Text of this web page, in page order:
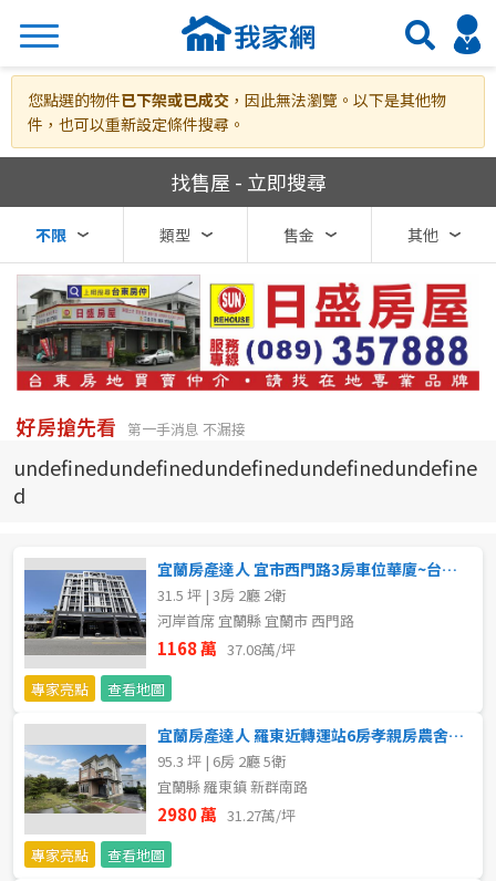
搜尋
縣市
不限
台北市
基隆市
宜蘭縣
桃園市
新竹市
苗栗縣
台中市
彰化縣
區域
不限
類型(可複選)
不拘 公寓 電梯大樓
別墅 透天厝
農舍 辦公 店面
廠辦 倉庫 土地
您點選的物件已下架或已成交 ，因此無法瀏覽。以下是其他物
件，也可以重新設定條件搜尋。
我家網房屋買賣
找售屋 - 立即搜尋
不限 類型 售金 其他
好房搶先看 第一手消息 不漏接
undefinedundefinedundefinedundefinedundefine
d
宜蘭房產達人 宜市西門路3房車位華廈~台灣房屋小豬
31.5 坪 | 3房 2廳 2衛
河岸首席 宜蘭縣 宜蘭市 西門路
1168 萬 37.08萬/坪
專家亮點
查看地圖
宜蘭房產達人 羅東近轉運站6房孝親房農舍~台灣房屋小豬
95.3 坪 | 6房 2廳 5衛
宜蘭縣 羅東鎮 新群南路
2980 萬 31.27萬/坪
專家亮點
查看地圖